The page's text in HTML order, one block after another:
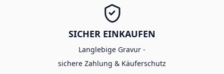
SICHER EINKAUFEN
Langlebige Gravur -
sichere Zahlung & Käuferschutz